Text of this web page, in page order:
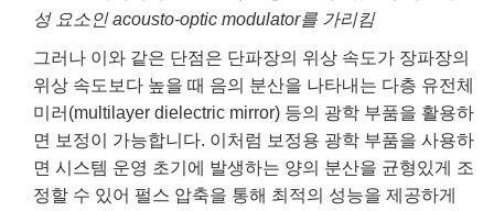
성 요소인 acousto-optic modulator를 가리킴
그러나 이와 같은 단점은 단파장의 위상 속도가 장파장의
위상 속도보다 높을 때 음의 분산을 나타내는 다층 유전체
미러(multilayer dielectric mirror) 등의 광학 부품을 활용하
면 보정이 가능합니다. 이처럼 보정용 광학 부품을 사용하
면 시스템 운영 초기에 발생하는 양의 분산을 균형있게 조
정할 수 있어 펄스 압축을 통해 최적의 성능을 제공하게